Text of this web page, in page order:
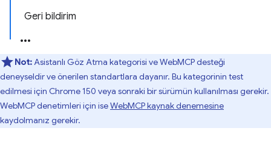
Geri bildirim
Not:Asistanlı Göz Atma kategorisi ve WebMCP desteği
deneyseldir ve önerilen standartlara dayanır. Bu kategorinin test
edilmesi için Chrome 150 veya sonraki bir sürümün kullanılması gerekir.
WebMCP denetimleri için iseWebMCP kaynak denemesine
kaydolmanız gerekir.